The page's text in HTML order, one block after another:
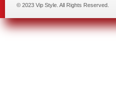
© 2023 Vip Style. All Rights Reserved.